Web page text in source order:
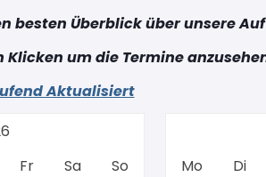
besten Überblick über unsere
um die Termine
Aktualisiert
Fr Sa
So
Mo
Di